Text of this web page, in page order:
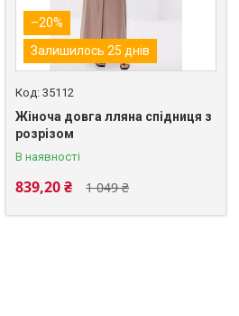
–20%
Залишилось 25 днів
35112
Жіноча довга лляна спідниця з
розрізом
В наявності
1 049 ₴
839,20 ₴